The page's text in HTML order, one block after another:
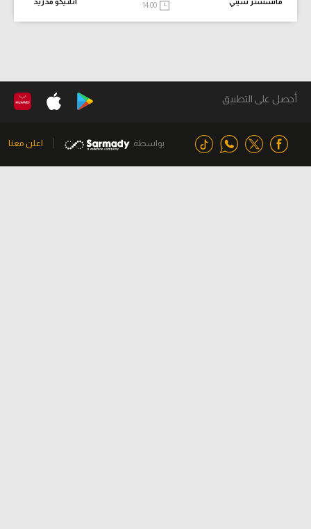
14:00
أحصل على التطبيق
بواسطة اعلن معنا